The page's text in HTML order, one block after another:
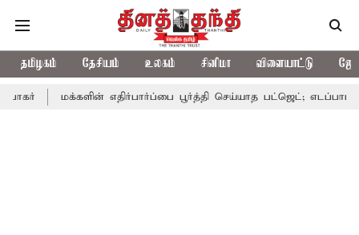
தமிழகம் தேசியம் உலகம் சினிமா விளையாட்டு
மக்களின் எதிர்பார்ப்பை பூர்த்தி செய்யாத பட்ஜெட்; எடப்பாடி பழனிசாமி